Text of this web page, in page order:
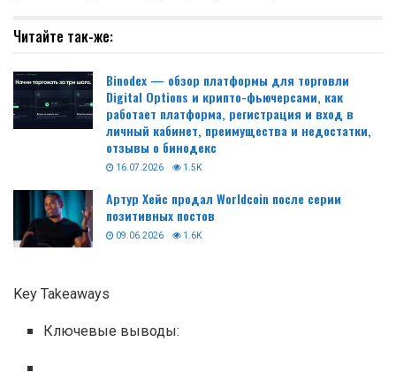
Читайте так-же:
Binodex — обзор платформы для торговли
Digital Options и крипто-фьючерсами, как
работает платформа, регистрация и вход в
личный кабинет, преимущества и недостатки,
отзывы о бинодекс
16.07.2026 1.5K
Артур Хейс продал Worldcoin после серии
позитивных постов
09.06.2026 1.6K
Key Takeaways
Ключевые выводы: